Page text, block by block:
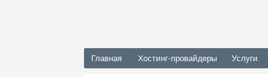
Главная Хостинг-провайдеры Услуги